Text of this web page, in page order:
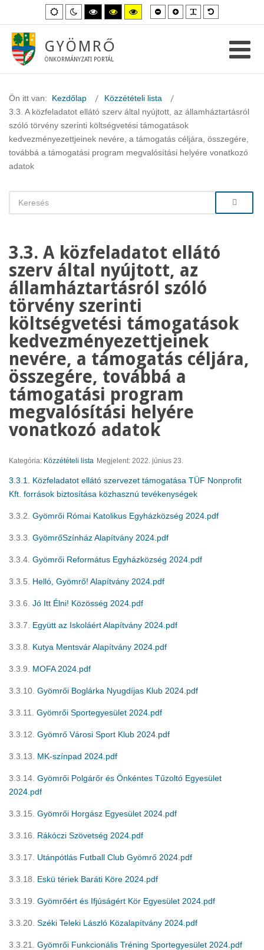
Alapértelmezett
mód
Éjszakai
mód
Magas
kontraszt
fekete-
mód.
Magas
kontraszt
fekete-
Magas
kontraszt
sárga-
Kisebb
betűméret
Nagyobb
betűméret
GYÖMRŐ
ÖNKORMÁNYZATI PORTÁL
Ön itt van: Kezdőlap
Közzétételi lista
3.3. A közfeladatot ellátó szerv által nyújtott, az államháztartásról
szóló törvény szerinti költségvetési támogatások
kedvezményezettjeinek nevére, a támogatás céljára, összegére,
továbbá a támogatási program megvalósítási helyére vonatkozó
adatok
3.3. A közfeladatot ellátó
szerv által nyújtott, az
államháztartásról szóló
törvény szerinti
költségvetési támogatások
kedvezményezettjeinek
nevére, a támogatás céljára,
összegére, továbbá a
támogatási program
megvalósítási helyére
vonatkozó adatok
Kategória: Közzétételi lista Megjelent: 2022. június 23.
3.3.1. Közfeladatot ellátó szervezet támogatása TÜF Nonprofit
Kft. források biztosítása közhasznú tevékenységek
3.3.2. Gyömrői Római Katolikus Egyházközség 2024.pdf
3.3.3. GyömrőSzínház Alapítvány 2024.pdf
3.3.4. Gyömrői Református Egyházközség 2024.pdf
3.3.5. Helló, Gyömrő! Alapítvány 2024.pdf
3.3.6. Jó Itt Élni! Közösség 2024.pdf
3.3.7. Együtt az Iskoláért Alapítvány 2024.pdf
3.3.8. Kutya Mentsvár Alapítvány 2024.pdf
3.3.9. MOFA 2024.pdf
3.3.10. Gyömrői Boglárka Nyugdíjas Klub 2024.pdf
3.3.11. Gyömrői Sportegyesület 2024.pdf
3.3.12. Gyömrő Városi Sport Klub 2024.pdf
3.3.13. MK-színpad 2024.pdf
3.3.14. Gyömrői Polgárőr és Önkéntes Tűzoltó Egyesület
2024.pdf
3.3.15. Gyömrői Horgász Egyesület 2024.pdf
3.3.16. Rákóczi Szövetség 2024.pdf
3.3.17. Utánpótlás Futball Club Gyömrő 2024.pdf
3.3.18. Eskü tériek Baráti Köre 2024.pdf
3.3.19. Gyömrőért és Ifjúságért Kör Egyesület 2024.pdf
3.3.20. Széki Teleki László Közalapítvány 2024.pdf
3.3.21. Gyömrői Funkcionális Tréning Sportegyesület 2024.pdf